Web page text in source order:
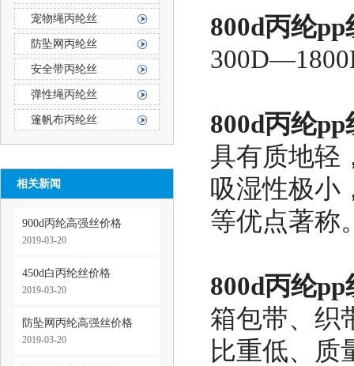
宠物绳丙纶丝
防坠网丙纶丝
安全带丙纶丝
弹性绳丙纶丝
篷帆布丙纶丝
相关新闻
900d丙纶高强丝价格
2019-03-20
450d白丙纶丝价格
2019-03-20
防坠网丙纶高强丝价格
2019-03-20
800d丙纶pp
800d丙纶pp
具有质地轻
吸湿性极小
等优点著称
800d丙纶pp
箱包带、织
比重低、质